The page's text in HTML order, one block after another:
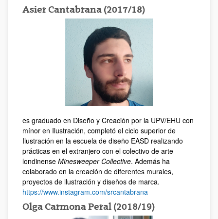
Asier Cantabrana (2017/18)
es graduado en Diseño y Creación por la UPV/EHU con
mínor en Ilustración, completó el ciclo superior de
Ilustración en la escuela de diseño EASD realizando
prácticas en el extranjero con el colectivo de arte
londinense Minesweeper Collective. Además ha
colaborado en la creación de diferentes murales,
proyectos de ilustración y diseños de marca.
https://www.instagram.com/srcantabrana
Olga Carmona Peral (2018/19)